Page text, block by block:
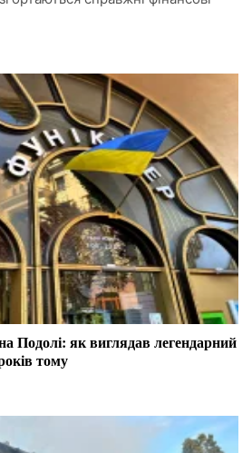
Подолі: як виглядав легендарний
тому